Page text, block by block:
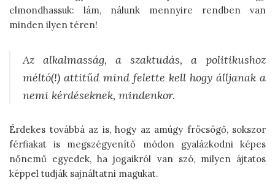
elmondhassuk: lám, nálunk mennyire rendben van
minden ilyen téren!
Az alkalmasság, a szaktudás, a politikushoz
méltó(!) attitűd mind felette kell hogy álljanak a
nemi kérdéseknek, mindenkor.
Érdekes továbbá az is, hogy az amúgy fröcsögő, sokszor
férfiakat is megszégyenítő módon gyalázkodni képes
nőnemű egyedek, ha jogaikról van szó, milyen ájtatos
képpel tudják sajnáltatni magukat.